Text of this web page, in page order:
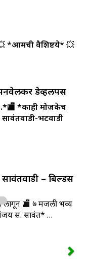
*आमची वैशिष्टये* 💥
पनवेलकर डेव्हलपर्स
*काही मोजकेच
भटवाडी
– बिल्डर्स
लागून 🏬 ७ मजली भव्य
संजय स. सावंत* …